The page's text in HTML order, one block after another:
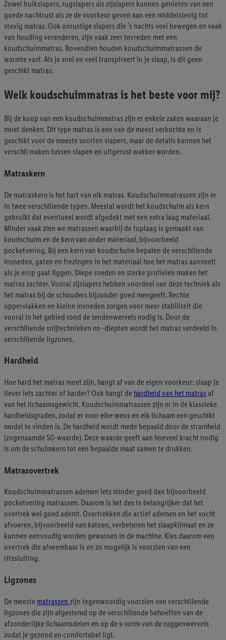
Zowel buikslapers, rugslapers als zijslapers kunnen genieten van een
goede nachtrust als ze de voorkeur geven aan een middelstevig tot
stevig matras. Ook onrustige slapers die 's nachts veel bewegen en vaak
van houding veranderen, zijn vaak zeer tevreden met een
koudschuimmatras. Bovendien houden koudschuimmatrassen de
warmte vast. Als je snel en veel transpireert in je slaap, is dit geen
geschikt matras.
Welk koudschuimmatras is het beste voor mij?
Bij de koop van een koudschuimmatras zijn er enkele zaken waaraan je
moet denken. Dit type matras is een van de meest verkochte en is
geschikt voor de meeste soorten slapers, maar de details kunnen het
verschil maken tussen slapen en uitgerust wakker worden.
Matraskern
De matraskern is het hart van elk matras. Koudschuimmatrassen zijn er
in twee verschillende typen. Meestal wordt het koudschuim als kern
gebruikt dat eventueel wordt afgedekt met een extra laag materiaal.
Minder vaak zien we matrassen waarbij de toplaag is gemaakt van
koudschuim en de kern van ander materiaal, bijvoorbeeld
pocketvering. Bij een kern van koudschuim bepalen de verschillende
insneden, gaten en frezingen in het materiaal hoe het matras aanvoelt
als je erop gaat liggen. Diepe sneden en sterke profielen maken het
matras zachter. Vooral zijslapers hebben voordeel van deze techniek als
het matras bij de schouders bijzonder goed meegeeft. Rechte
oppervlakken en kleine insneden zorgen voor meer stabiliteit die
vooral in het gebied rond de lendenwervels nodig is. Door de
verschillende snijtechnieken en -diepten wordt het matras verdeeld in
verschillende ligzones.
Hardheid
Hoe hard het matras moet zijn, hangt af van de eigen voorkeur: slaap je
liever iets zachter of harder? Ook hangt de hardheid van het matras af
van het lichaamsgewicht. Koudschuimmatrassen zijn er in de klassieke
hardheidsgraden, zodat er voor elke wens en elk lichaam een geschikt
model te vinden is. De hardheid wordt mede bepaald door de stramheid
(zogenaamde SG-waarde). Deze waarde geeft aan hoeveel kracht nodig
is om de schuimkern tot een bepaalde maat samen te drukken.
Matrasovertrek
Koudschuimmatrassen ademen iets minder goed dan bijvoorbeeld
pocketvering matrassen. Daarom is het des te belangrijker dat het
overtrek wel goed ademt. Overtrekken die actief ademen en het vocht
afvoeren, bijvoorbeeld van katoen, verbeteren het slaapklimaat en ze
kunnen eenvoudig worden gewassen in de machine. Kies daarom een
overtrek die afneembaar is en zo mogelijk is voorzien van een
ritssluiting.
Ligzones
De meeste matrassen zijn tegenwoordig voorzien van verschillende
ligzones die zijn afgestemd op de verschillende behoeften van de
afzonderlijke lichaamsdelen en op de s-vorm van de ruggenwervels
zodat je gezond en comfortabel ligt.
diensten worden weergegeven, als verschillende eindapparaten
en Lidl-diensten, met behulp van jouw gehashte e-mailadres en
met eventuele andere identifiers of met identifiers waarover
Criteo S.A. beschikt, aan jou kunnen worden toegewezen.
Onder "Aanpassen" kun je aangeven met welke cookies en
vergelijkbare technieken en met welke verwerkingsdoeleinden
gegevensverwerking.
technisch noodzakelijke cookies en vergelijkbare technieken
worden gebruikt.
Door op "Akkoord" te klikken, stem je in met alle verwerkingen
voor alle bovengenoemde doeleinden. Meer informatie,
inclusief over de opslagperiode van de gegevens en je recht om
in onzeprivacyverklaring .Je vindt de impressum voor de Lidl
website hier.Klikhiervoor meer informatie over de cookies die
wij inzetten.